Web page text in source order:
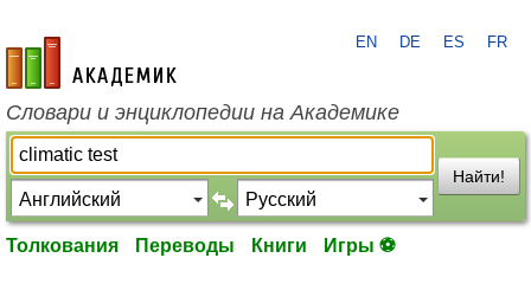
academic.ru
EN DE ES FR
Словари и энциклопедии на Академике
Найти!
Толкования Переводы Книги Игры ⚽